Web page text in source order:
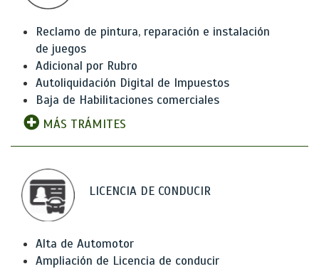
Reclamo de pintura, reparación e instalación
de juegos
Adicional por Rubro
Autoliquidación Digital de Impuestos
Baja de Habilitaciones comerciales
MÁS TRÁMITES
LICENCIA DE CONDUCIR
Alta de Automotor
Ampliación de Licencia de conducir